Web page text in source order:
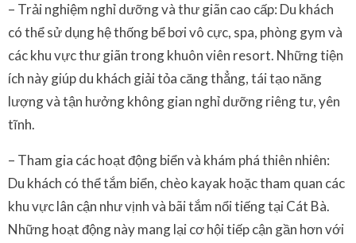
– Trải nghiệm nghỉ dưỡng và thư giãn cao cấp: Du khách
có thể sử dụng hệ thống bể bơi vô cực, spa, phòng gym và
các khu vực thư giãn trong khuôn viên resort. Những tiện
ích này giúp du khách giải tỏa căng thẳng, tái tạo năng
lượng và tận hưởng không gian nghỉ dưỡng riêng tư, yên
tĩnh.
– Tham gia các hoạt động biển và khám phá thiên nhiên:
Du khách có thể tắm biển, chèo kayak hoặc tham quan các
khu vực lân cận như vịnh và bãi tắm nổi tiếng tại Cát Bà.
Những hoạt động này mang lại cơ hội tiếp cận gần hơn với